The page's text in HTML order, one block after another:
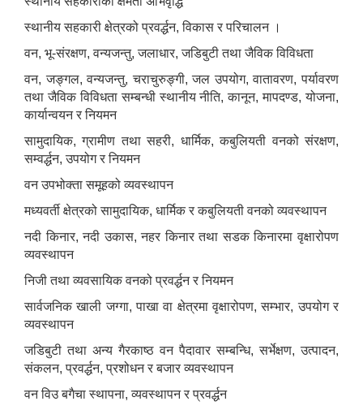
स्थानीय सहकारी क्षेत्रको प्रवर्द्धन, विकास र परिचालन ।
वन, भू-संरक्षण, वन्यजन्तु, जलाधार, जडिबुटी तथा जैविक विविधता
वन, जङ्गल, वन्यजन्तु, चराचुरुङ्गी, जल उपयोग, वातावरण, पर्यावरण
तथा जैविक विविधता सम्बन्धी स्थानीय नीति, कानून, मापदण्ड, योजना,
कार्यान्वयन र नियमन
सामुदायिक, ग्रामीण तथा सहरी, धार्मिक, कबुलियती वनको संरक्षण,
सम्वर्द्धन, उपयोग र नियमन
वन उपभोक्ता समूहको व्यवस्थापन
मध्यवर्ती क्षेत्रको सामुदायिक, धार्मिक र कबुलियती वनको व्यवस्थापन
नदी किनार, नदी उकास, नहर किनार तथा सडक किनारमा वृक्षारोपण
व्यवस्थापन
निजी तथा व्यवसायिक वनको प्रवर्द्धन र नियमन
सार्वजनिक खाली जग्गा, पाखा वा क्षेत्रमा वृक्षारोपण, सम्भार, उपयोग र
व्यवस्थापन
जडिबुटी तथा अन्य गैरकाष्ठ वन पैदावार सम्बन्धि, सर्भेक्षण, उत्पादन,
संकलन, प्रवर्द्धन, प्रशोधन र बजार व्यवस्थापन
वन विउ बगैचा स्थापना, व्यवस्थापन र प्रवर्द्धन